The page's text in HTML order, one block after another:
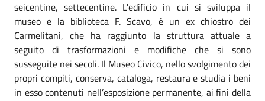
seicentine, settecentine. L'edificio in cui si sviluppa il
museo e la biblioteca F. Scavo, è un ex chiostro dei
Carmelitani, che ha raggiunto la struttura attuale a
seguito di trasformazioni e modifiche che si sono
susseguite nei secoli. Il Museo Civico, nello svolgimento dei
propri compiti, conserva, cataloga, restaura e studia i beni
in esso contenuti nell’esposizione permanente, ai fini della